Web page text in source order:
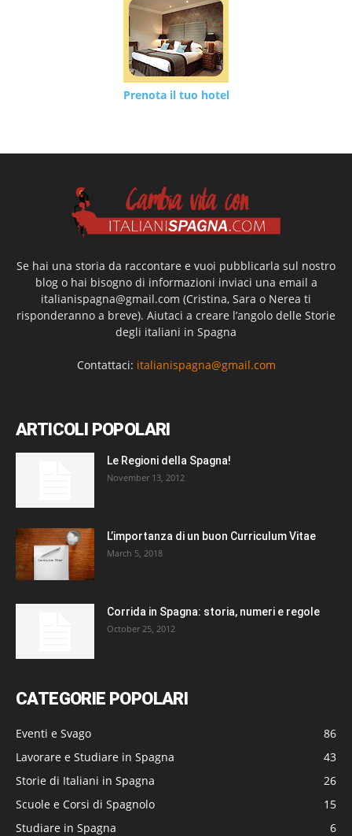
Prenota il tuo hotel
Se hai una storia da raccontare e vuoi pubblicarla sul nostro
blog o hai bisogno di informazioni inviaci una email a
italianispagna@gmail.com (Cristina, Sara o Nerea ti
risponderanno a breve). Aiutaci a creare l’angolo delle Storie
degli italiani in Spagna
Contattaci: italianispagna@gmail.com
ARTICOLI POPOLARI
Le Regioni della Spagna!
November 13, 2012
L’importanza di un buon Curriculum Vitae
March 5, 2018
Corrida in Spagna: storia, numeri e regole
October 25, 2012
CATEGORIE POPOLARI
Eventi e Svago
86
Lavorare e Studiare in Spagna
43
Storie di Italiani in Spagna
26
Scuole e Corsi di Spagnolo
15
Studiare in Spagna
6